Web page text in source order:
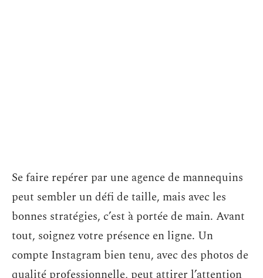
Se faire repérer par une agence de mannequins
peut sembler un défi de taille, mais avec les
bonnes stratégies, c’est à portée de main. Avant
tout, soignez votre présence en ligne. Un
compte Instagram bien tenu, avec des photos de